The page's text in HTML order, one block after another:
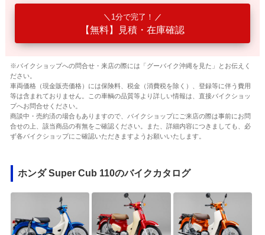
1分で完了！
【無料】見積・在庫確認
※バイクショップへの問合せ・来店の際には「グーバイク沖縄を見た」とお伝えく
ださい。
車両価格（現金販売価格）には保険料、税金（消費税を除く）、登録等に伴う費用
等は含まれておりません。この車輌の品質等より詳しい情報は、直接バイクショッ
プへお問合せください。
商談中・売約済の場合もありますので、バイクショップにご来店の際は事前にお問
合せの上、該当商品の有無をご確認ください。また、詳細内容につきましても、必
ず各バイクショップにご確認いただきますようお願いいたします。
ホンダ Super Cub 110のバイクカタログ